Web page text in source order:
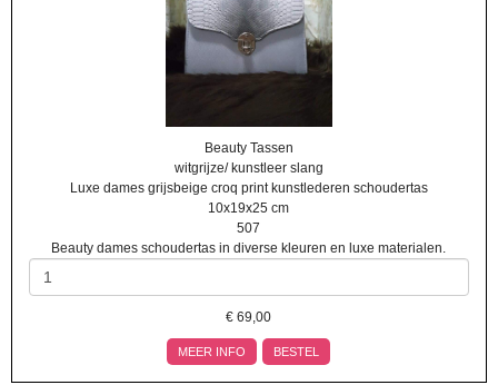
Beauty Tassen
witgrijze/ kunstleer slang
Luxe dames grijsbeige croq print kunstlederen schoudertas
10x19x25 cm
507
Beauty dames schoudertas in diverse kleuren en luxe materialen.
€69,00
MEER INFO BESTEL